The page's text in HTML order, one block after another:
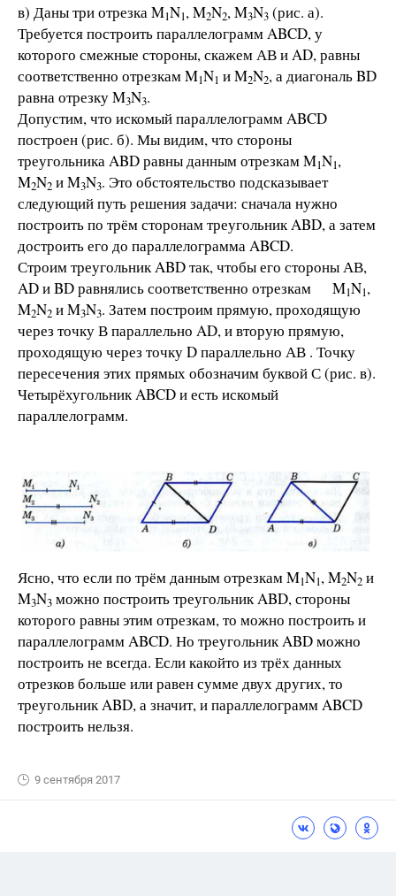
в) Даны три отрезка M1N1, M2N2, M3N3 (рис. а).
Требуется построить параллелограмм ABCD, у
которого смежные стороны, скажем АВ и AD, равны
соответственно отрезкам M1N1 и M2N2, а диагональ BD
равна отрезку M3N3.
Допустим, что искомый параллелограмм ABCD
построен (рис. б). Мы видим, что стороны
треугольника ABD равны данным отрезкам M1N1,
M2N2 и M3N3. Это обстоятельство подсказывает
следующий путь решения задачи: сначала нужно
построить по трём сторонам треугольник ABD, а затем
достроить его до параллелограмма ABCD.
Строим треугольник ABD так, чтобы его стороны АВ,
AD и BD равнялись соответственно отрезкам M1N1,
M2N2 и M3N3. Затем построим прямую, проходящую
через точку В параллельно AD, и вторую прямую,
проходящую через точку D параллельно АВ . Точку
пересечения этих прямых обозначим буквой С (рис. в).
Четырёхугольник ABCD и есть искомый
параллелограмм.
Ясно, что если по трём данным отрезкам M1N1, M2N2 и
M3N3 можно построить треугольник ABD, стороны
которого равны этим отрезкам, то можно построить и
параллелограмм ABCD. Но треугольник ABD можно
построить не всегда. Если какойто из трёх данных
отрезков больше или равен сумме двух других, то
треугольник ABD, а значит, и параллелограмм ABCD
построить нельзя.
9 сентября 2017